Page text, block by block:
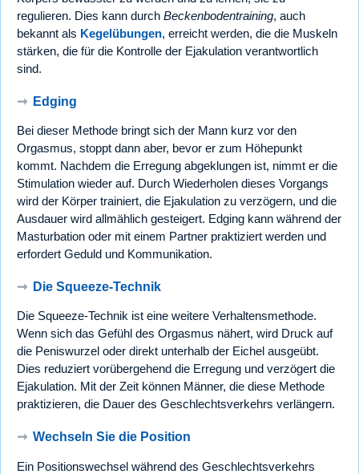
regulieren. Dies kann durch Beckenbodentraining, auch
bekannt als Kegelübungen, erreicht werden, die die Muskeln
stärken, die für die Kontrolle der Ejakulation verantwortlich
sind.
➞ Edging
Bei dieser Methode bringt sich der Mann kurz vor den
Orgasmus, stoppt dann aber, bevor er zum Höhepunkt
kommt. Nachdem die Erregung abgeklungen ist, nimmt er die
Stimulation wieder auf. Durch Wiederholen dieses Vorgangs
wird der Körper trainiert, die Ejakulation zu verzögern, und die
Ausdauer wird allmählich gesteigert. Edging kann während der
Masturbation oder mit einem Partner praktiziert werden und
erfordert Geduld und Kommunikation.
➞ Die Squeeze-Technik
Die Squeeze-Technik ist eine weitere Verhaltensmethode.
Wenn sich das Gefühl des Orgasmus nähert, wird Druck auf
die Peniswurzel oder direkt unterhalb der Eichel ausgeübt.
Dies reduziert vorübergehend die Erregung und verzögert die
Ejakulation. Mit der Zeit können Männer, die diese Methode
praktizieren, die Dauer des Geschlechtsverkehrs verlängern.
➞ Wechseln Sie die Position
Ein Positionswechsel während des Geschlechtsverkehrs